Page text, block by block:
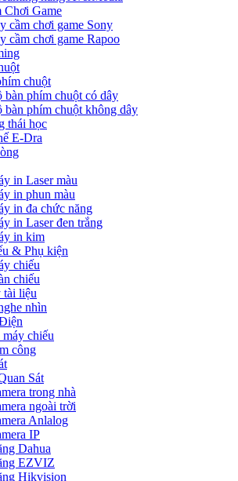
Chơi Game
cầm chơi game Sony
cầm chơi game Rapoo
chuột
bàn phím chuột có dây
bàn phím chuột không dây
thái học
E-Dra
in Laser màu
in phun màu
in đa chức năng
in Laser đen trắng
in kim
& Phụ kiện
chiếu
chiếu
tài liệu
nhìn
chiếu
công
Sát
trong nhà
ngoài trời
Anlalog
IP
Dahua
EZVIZ
Hikvision